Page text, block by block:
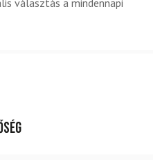
választás a mindennapi